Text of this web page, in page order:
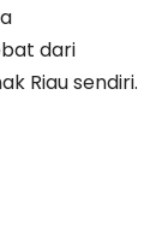
dari
Riau sendiri.